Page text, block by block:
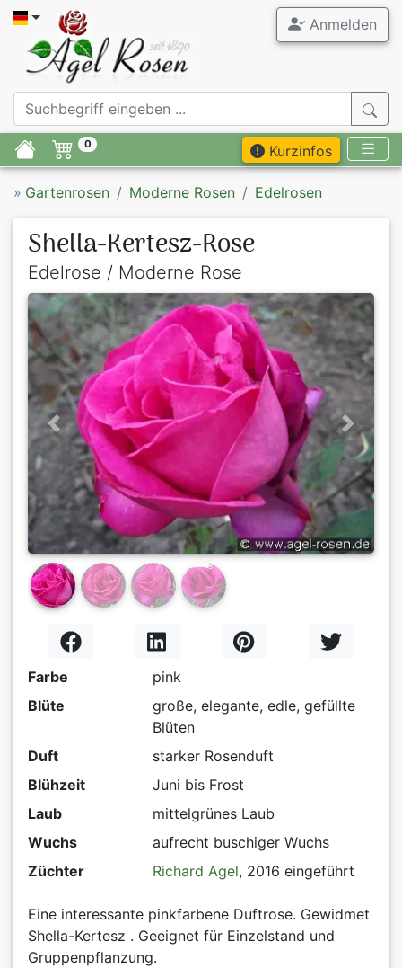
Anmelden
0 Kurzinfos
» Gartenrosen Moderne Rosen Edelrosen
Shella-Kertesz-Rose
Edelrose / Moderne Rose
Previous Next
Farbe
pink
Blüte
große, elegante, edle, gefüllte
Blüten
Duft
starker Rosenduft
Blühzeit
Juni bis Frost
Laub
mittelgrünes Laub
Wuchs
aufrecht buschiger Wuchs
Züchter
Richard Agel, 2016 eingeführt
Eine interessante pinkfarbene Duftrose. Gewidmet
Shella-Kertesz . Geeignet für Einzelstand und
Gruppenpflanzung.